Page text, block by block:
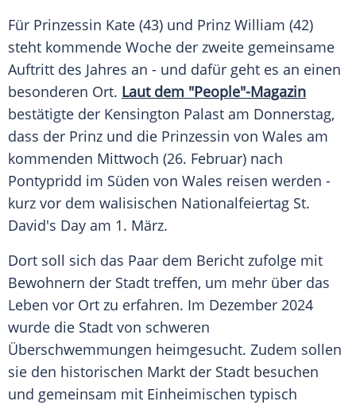
Für Prinzessin Kate (43) und Prinz William (42)
steht kommende Woche der zweite gemeinsame
Auftritt des Jahres an - und dafür geht es an einen
besonderen Ort. Laut dem "People"-Magazin
bestätigte der Kensington Palast am Donnerstag,
dass der Prinz und die Prinzessin von Wales am
kommenden Mittwoch (26. Februar) nach
Pontypridd im Süden von Wales reisen werden -
kurz vor dem walisischen Nationalfeiertag St.
David's Day am 1. März.
Dort soll sich das Paar dem Bericht zufolge mit
Bewohnern der Stadt treffen, um mehr über das
Leben vor Ort zu erfahren. Im Dezember 2024
wurde die Stadt von schweren
Überschwemmungen heimgesucht. Zudem sollen
sie den historischen Markt der Stadt besuchen
und gemeinsam mit Einheimischen typisch